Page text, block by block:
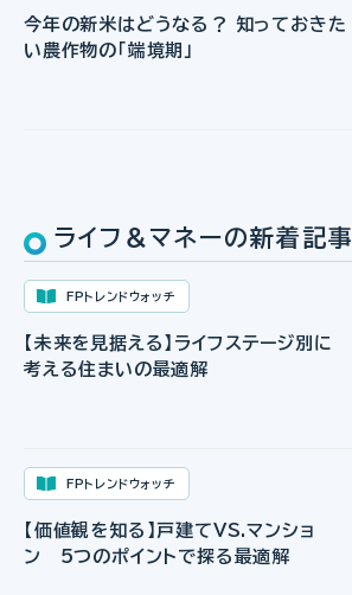
今年の新米はどうなる？ 知っておきた
い農作物の「端境期」
ライフ＆マネーの新着記事
FPトレンドウォッチ
【未来を見据える】ライフステージ別に
考える住まいの最適解
FPトレンドウォッチ
【価値観を知る】戸建てVS.マンショ
ン 5つのポイントで探る最適解